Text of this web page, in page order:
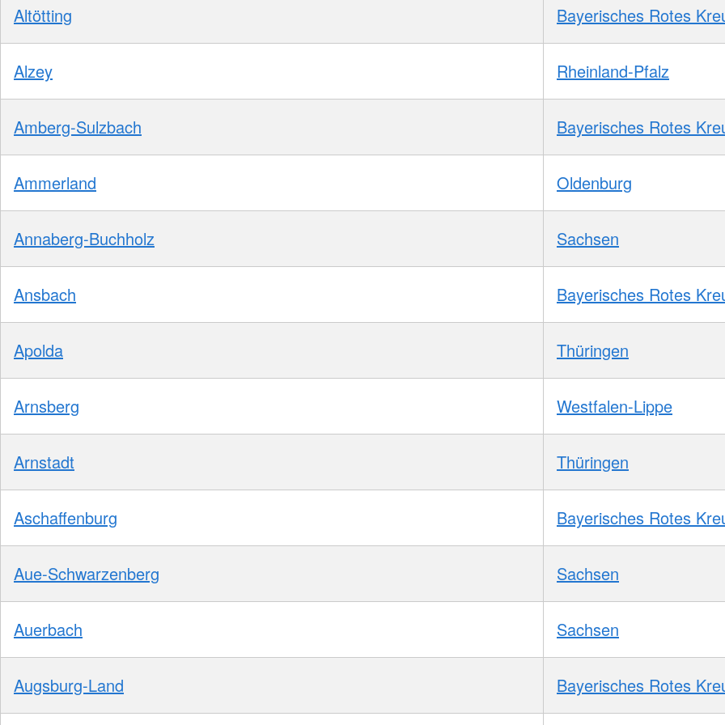
Altötting Bayerisches Rotes
Alzey Rheinland-Pfalz
Amberg-Sulzbach Bayerisches Rotes
Ammerland Oldenburg
Annaberg-Buchholz Sachsen
Ansbach Bayerisches Rotes
Apolda Thüringen
Arnsberg Westfalen-Lippe
Arnstadt Thüringen
Aschaffenburg Bayerisches Rotes
Aue-Schwarzenberg Sachsen
Auerbach Sachsen
Augsburg-Land Bayerisches Rotes